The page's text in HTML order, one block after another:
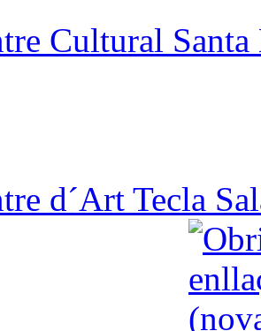
Cultural
d´Art Tecla